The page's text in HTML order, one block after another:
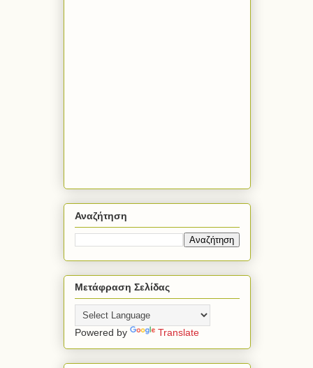
Αναζήτηση
Μετάφραση Σελίδας
Powered by Translate